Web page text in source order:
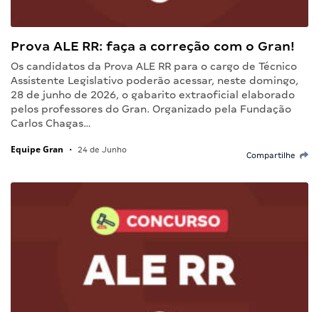
Prova ALE RR: faça a correção com o Gran!
Os candidatos da Prova ALE RR para o cargo de Técnico
Assistente Legislativo poderão acessar, neste domingo,
28 de junho de 2026, o gabarito extraoficial elaborado
pelos professores do Gran. Organizado pela Fundação
Carlos Chagas…
Equipe Gran • 24 de Junho
Compartilhe